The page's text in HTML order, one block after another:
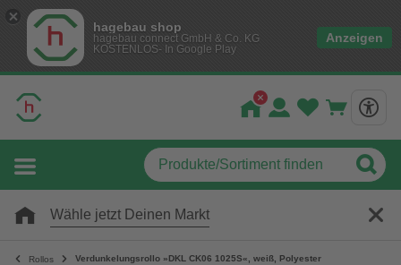
hagebau shop
hagebau connect GmbH & Co. KG
KOSTENLOS- In Google Play
Anzeigen
Wähle jetzt Deinen Markt
Rollos Verdunkelungsrollo »DKL CK06 1025S«, weiß, Polyester